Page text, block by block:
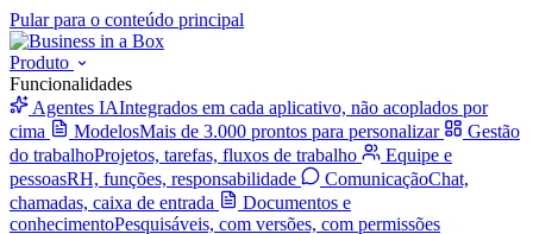
Pular para o conteúdo principal
Produto
Funcionalidades
Agentes IAIntegrados em cada aplicativo, não acoplados por
cima
ModelosMais de 3.000 prontos para personalizar
Gestão
do trabalhoProjetos, tarefas, fluxos de trabalho
Equipe e
pessoasRH, funções, responsabilidade ComunicaçãoChat,
chamadas, caixa de entrada
Documentos e
conhecimentoPesquisáveis, com versões, com permissões